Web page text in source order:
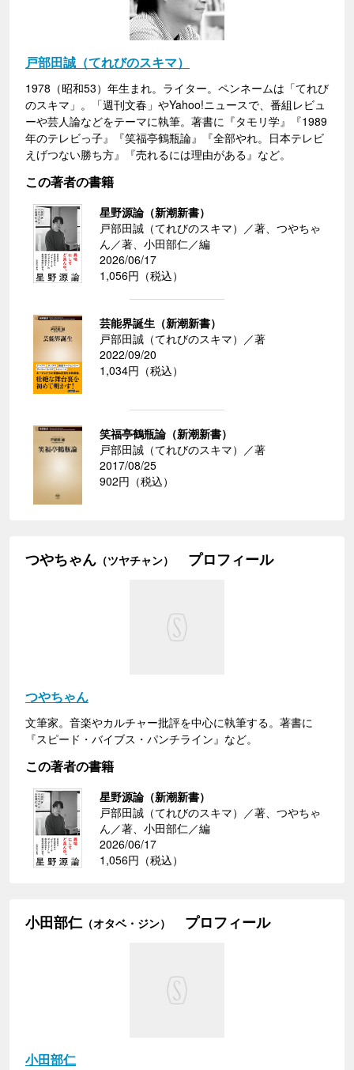
戸部田誠（てれびのスキマ）
1978（昭和53）年生まれ。ライター。ペンネームは「てれび
のスキマ」。「週刊文春」やYahoo!ニュースで、番組レビュ
ーや芸人論などをテーマに執筆。著書に『タモリ学』『1989
年のテレビっ子』『笑福亭鶴瓶論』『全部やれ。日本テレビ
えげつない勝ち方』『売れるには理由がある』など。
この著者の書籍
星野源論（新潮新書）
戸部田誠（てれびのスキマ）／著、つやちゃ
ん／著、小田部仁／編
2026/06/17
1,056円（税込）
芸能界誕生（新潮新書）
戸部田誠（てれびのスキマ）／著
2022/09/20
1,034円（税込）
笑福亭鶴瓶論（新潮新書）
戸部田誠（てれびのスキマ）／著
2017/08/25
902円（税込）
つやちゃん （ツヤチャン） プロフィール
つやちゃん
文筆家。音楽やカルチャー批評を中心に執筆する。著書に
『スピード・バイブス・パンチライン』など。
この著者の書籍
星野源論（新潮新書）
戸部田誠（てれびのスキマ）／著、つやちゃ
ん／著、小田部仁／編
2026/06/17
1,056円（税込）
小田部仁（オタベ・ジン） プロフィール
小田部仁